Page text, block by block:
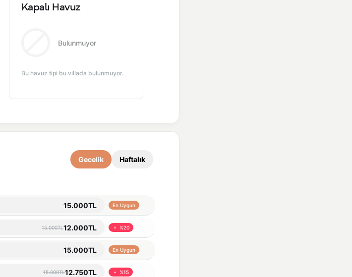
Kapalı Havuz
Bulunmuyor
Bu havuz tipi bu villada bulunmuyor.
Gecelik Haftalık
15.000TL En Uygun
15.000TL12.000TL %20
15.000TL En Uygun
15.000TL12.750TL %15